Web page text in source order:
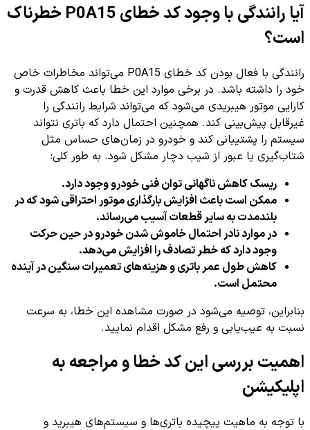
آیا رانندگی با وجود کد خطای P0A15 خطرناک
است؟
رانندگی با فعال بودن کد خطای P0A15 می‌تواند مخاطرات خاص
خود را داشته باشد. در برخی موارد این خطا باعث کاهش قدرت و
کارایی موتور هیبریدی می‌شود که می‌تواند شرایط رانندگی را
غیرقابل پیش‌بینی کند. همچنین احتمال دارد که باتری نتواند
سیستم را پشتیبانی کند و خودرو در زمان‌های حساس مثل
شتاب‌گیری یا عبور از شیب دچار مشکل شود. به طور کلی:
ریسک کاهش ناگهانی توان فنی خودرو وجود دارد.
ممکن است باعث افزایش بارگذاری موتور احتراقی شود که در
بلندمدت به سایر قطعات آسیب می‌رساند.
در موارد نادر احتمال خاموش شدن خودرو در حین حرکت
وجود دارد که خطر تصادف را افزایش می‌دهد.
کاهش طول عمر باتری و هزینه‌های تعمیرات سنگین در آینده
محتمل است.
بنابراین، توصیه می‌شود در صورت مشاهده این خطا، به سرعت
نسبت به عیب‌یابی و رفع مشکل اقدام نمایید.
اهمیت بررسی این کد خطا و مراجعه به
اپلیکیشن
با توجه به ماهیت پیچیده باتری‌ها و سیستم‌های هیبرید و